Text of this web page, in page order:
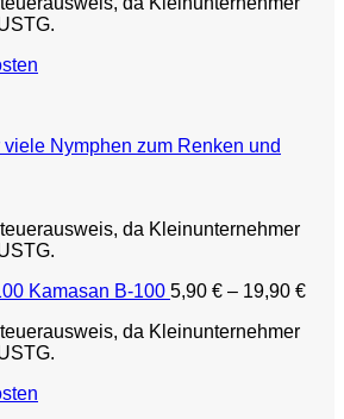
da Kleinunternehmer
Kamasan B-100 5,90 € – 19,90 €
da Kleinunternehmer